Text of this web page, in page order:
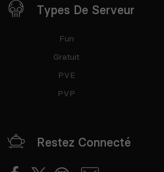
Types De Serveur
Fun
Gratuit
PVE
PVP
Restez Connecté